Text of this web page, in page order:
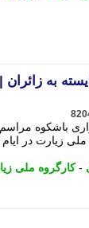
به زائران |
باشکوه مراسم
زیارت در ایام
-کارگروه ملی